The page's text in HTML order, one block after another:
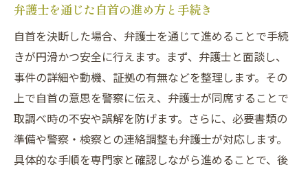
弁護士を通じた自首の進め方と手続き
自首を決断した場合、弁護士を通じて進めることで手続
きが円滑かつ安全に行えます。まず、弁護士と面談し、
事件の詳細や動機、証拠の有無などを整理します。その
上で自首の意思を警察に伝え、弁護士が同席することで
取調べ時の不安や誤解を防げます。さらに、必要書類の
準備や警察・検察との連絡調整も弁護士が対応します。
具体的な手順を専門家と確認しながら進めることで、後